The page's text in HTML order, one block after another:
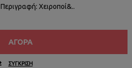
Περιγραφή: Χειροποί&..
ΑΓΟΡΆ
ΣΎΓΚΡΙΣΗ